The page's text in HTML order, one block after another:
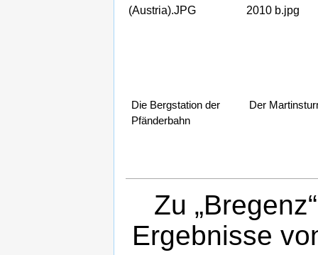
(Austria).JPG
Die Bergstation der
Pfänderbahn
2010 b.jpg
Der
Zu
Ergebnisse